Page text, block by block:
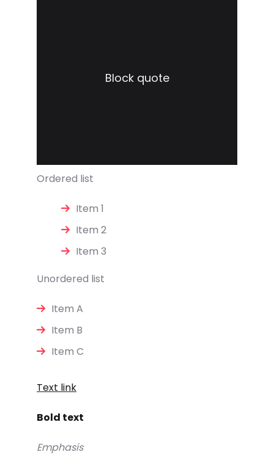
Block quote
Ordered list
Item 1
Item 2
Item 3
Unordered list
Item A
Item B
Item C
Text link
Bold text
Emphasis